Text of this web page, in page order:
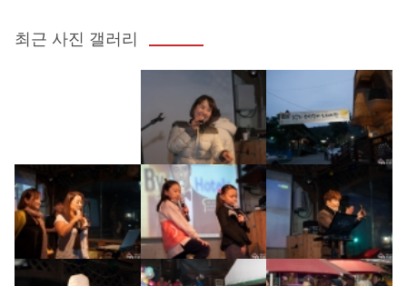
최근 사진 갤러리